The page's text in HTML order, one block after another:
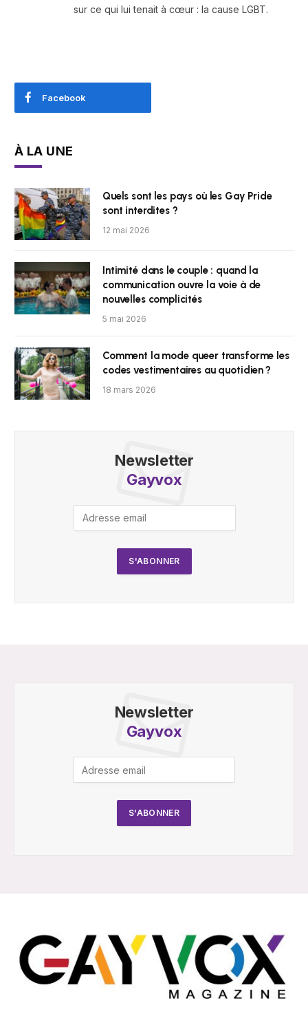
sur ce qui lui tenait à cœur : la cause LGBT.
Facebook
À LA UNE
Quels sont les pays où les Gay Pride
sont interdites ?
12 mai 2026
Intimité dans le couple : quand la
communication ouvre la voie à de
nouvelles complicités
5 mai 2026
Comment la mode queer transforme les
codes vestimentaires au quotidien ?
18 mars 2026
Newsletter
Gayvox
Newsletter
Gayvox